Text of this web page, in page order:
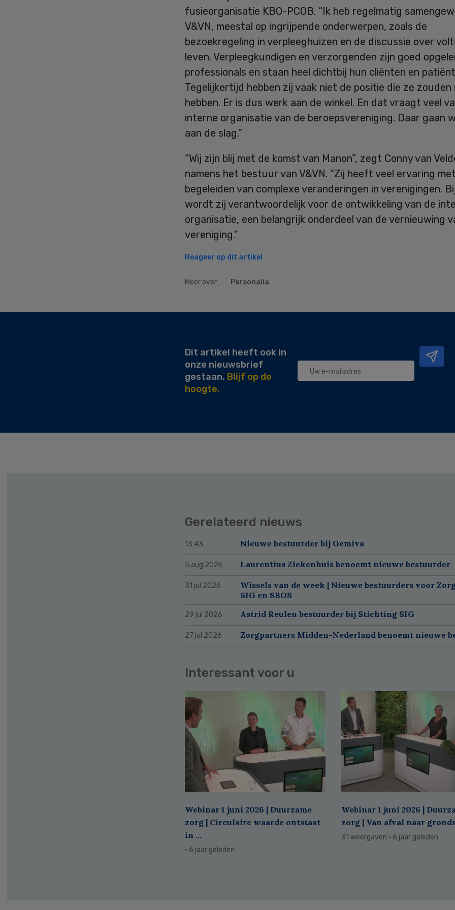
fusieorganisatie KBO-PCOB. “Ik heb regelmatig
V&VN, meestal op ingrijpende onderwerpen, zoals de
bezoekregeling in verpleeghuizen en de discussie over
leven. Verpleegkundigen en verzorgenden zijn goed
professionals en staan heel dichtbij hun cliënten en
Tegelijkertijd hebben zij vaak niet de positie die ze zouden
hebben. Er is dus werk aan de winkel. En dat vraagt veel
interne organisatie van de beroepsvereniging. Daar gaan
aan de slag.”
“Wij zijn blij met de komst van Manon”, zegt Conny van
namens het bestuur van V&VN. “Zij heeft veel ervaring
begeleiden van complexe veranderingen in verenigingen.
wordt zij verantwoordelijk voor de ontwikkeling van de
organisatie, een belangrijk onderdeel van de vernieuwing
vereniging.”
Reageer op dit artikel
Meer over: Personalia
Dit artikel heeft ook in
onze nieuwsbrief
gestaan. Blijf op de
hoogte.
Gerelateerd nieuws
13:43 Nieuwe bestuurder bij Gemiva
5 aug 2026 Laurentius Ziekenhuis benoemt nieuwe bestuurder
31 jul 2026
Wissels van de week | Nieuwe bestuurders voor
SIG en SBOS
29 jul 2026 Astrid Reulen bestuurder bij Stichting SIG
27 jul 2026 Zorgpartners Midden-Nederland benoemt nieuwe
Interessant voor u
Webinar 1 juni 2026 | Duurzame
zorg | Circulaire waarde ontstaat
in ...
· 6 jaar geleden
Webinar 1 juni 2026 |
zorg | Van afval naar
31 weergaven · 6 jaar geleden